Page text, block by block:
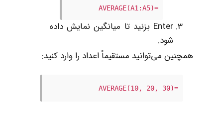
=AVERAGE(A1:A5)
Enter بزنید تا میانگین نمایش داده
شود.
همچنین می‌توانید مستقیماً اعداد را وارد کنید:
=AVERAGE(10, 20, 30)